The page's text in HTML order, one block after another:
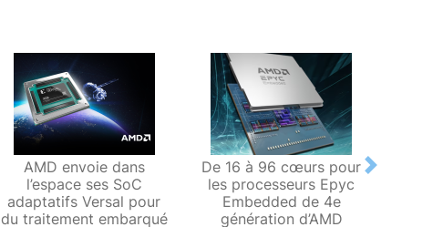
AMD envoie dans
l’espace ses SoC
adaptatifs Versal pour
du traitement embarqué
De 16 à 96 cœurs pour
les processeurs Epyc
Embedded de 4e
génération d’AMD
Next